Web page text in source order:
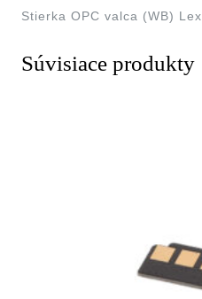
Stierka OPC valca (WB)
Súvisiace produkty